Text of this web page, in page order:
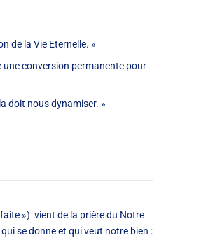
de la Vie Eternelle. »
une conversion permanente pour
doit nous dynamiser. »
») vient de la prière du Notre
se donne et qui veut notre bien :